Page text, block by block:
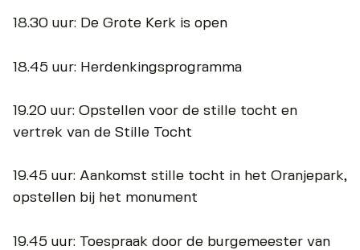
18.30 uur: De Grote Kerk is open
18.45 uur: Herdenkingsprogramma
19.20 uur: Opstellen voor de stille tocht en
vertrek van de Stille Tocht
19.45 uur: Aankomst stille tocht in het Oranjepark,
opstellen bij het monument
19.45 uur: Toespraak door de burgemeester van